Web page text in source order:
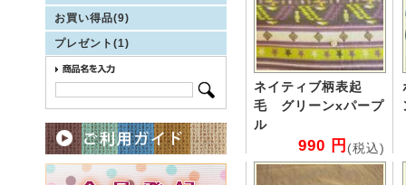
お買い得品(9)
プレゼント(1)
ネイティブ柄表起
毛 グリーンxパープ
ル
990 円 (税込)